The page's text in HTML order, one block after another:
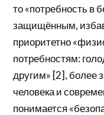
то «потребность в
защищённым,
приоритетно
потребностям:
другим» [2], более
человека и
понимается